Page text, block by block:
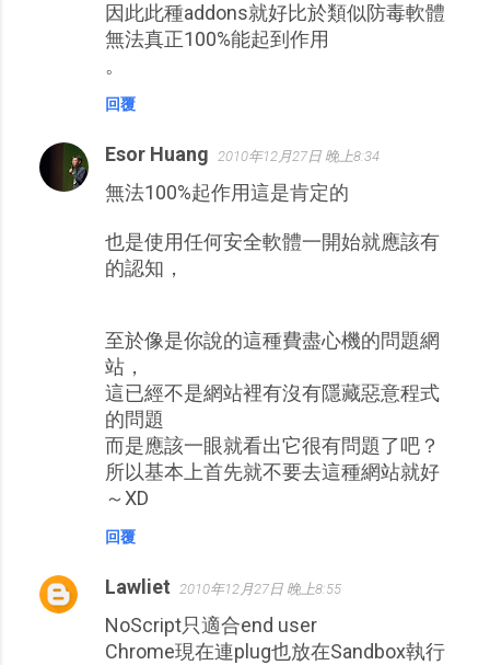
因此此種addons就好比於類似防毒軟體
無法真正100%能起到作用
。
回覆
Esor Huang 2010年12月27日 晚上8:34
無法100%起作用這是肯定的
也是使用任何安全軟體一開始就應該有
的認知，
至於像是你說的這種費盡心機的問題網
站，
這已經不是網站裡有沒有隱藏惡意程式
的問題
而是應該一眼就看出它很有問題了吧？
所以基本上首先就不要去這種網站就好
～XD
回覆
Lawliet 2010年12月27日 晚上8:55
NoScript只適合end user
Chrome現在連plug也放在Sandbox執行